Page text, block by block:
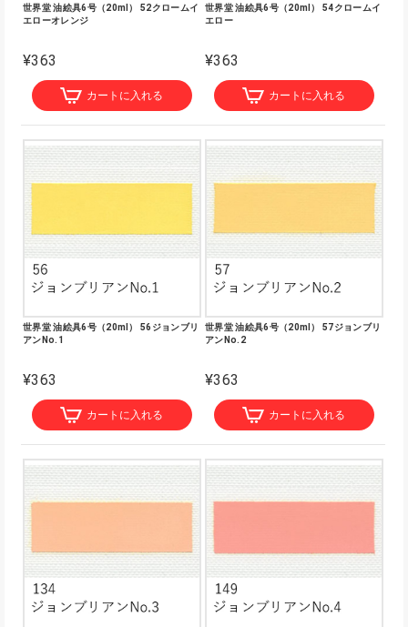
世界堂 油絵具6号（20ml） 52クロームイ
エローオレンジ
¥363
カートに入れる
世界堂 油絵具6号（20ml） 54クロームイ
エロー
¥363
カートに入れる
世界堂 油絵具6号（20ml） 56ジョンブリ
アンNo.1
¥363
カートに入れる
世界堂 油絵具6号（20ml） 57ジョンブリ
アンNo.2
¥363
カートに入れる